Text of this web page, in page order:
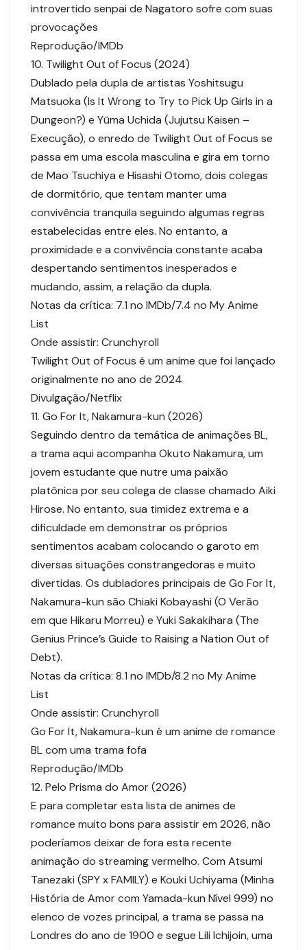
introvertido senpai de Nagatoro sofre com suas
provocações
Reprodução/IMDb
10. Twilight Out of Focus (2024)
Dublado pela dupla de artistas Yoshitsugu
Matsuoka (Is It Wrong to Try to Pick Up Girls in a
Dungeon?) e Yūma Uchida (Jujutsu Kaisen –
Execução), o enredo de Twilight Out of Focus se
passa em uma escola masculina e gira em torno
de Mao Tsuchiya e Hisashi Otomo, dois colegas
de dormitório, que tentam manter uma
convivência tranquila seguindo algumas regras
estabelecidas entre eles. No entanto, a
proximidade e a convivência constante acaba
despertando sentimentos inesperados e
mudando, assim, a relação da dupla.
Notas da crítica: 7.1 no IMDb/7.4 no My Anime
List
Onde assistir: Crunchyroll
Twilight Out of Focus é um anime que foi lançado
originalmente no ano de 2024
Divulgação/Netflix
11. Go For It, Nakamura-kun (2026)
Seguindo dentro da temática de animações BL,
a trama aqui acompanha Okuto Nakamura, um
jovem estudante que nutre uma paixão
platônica por seu colega de classe chamado Aiki
Hirose. No entanto, sua timidez extrema e a
dificuldade em demonstrar os próprios
sentimentos acabam colocando o garoto em
diversas situações constrangedoras e muito
divertidas. Os dubladores principais de Go For It,
Nakamura-kun são Chiaki Kobayashi (O Verão
em que Hikaru Morreu) e Yuki Sakakihara (The
Genius Prince’s Guide to Raising a Nation Out of
Debt).
Notas da crítica: 8.1 no IMDb/8.2 no My Anime
List
Onde assistir: Crunchyroll
Go For It, Nakamura-kun é um anime de romance
BL com uma trama fofa
Reprodução/IMDb
12. Pelo Prisma do Amor (2026)
E para completar esta lista de animes de
romance muito bons para assistir em 2026, não
poderíamos deixar de fora esta recente
animação do streaming vermelho. Com Atsumi
Tanezaki (SPY x FAMILY) e Kouki Uchiyama (Minha
História de Amor com Yamada-kun Nível 999) no
elenco de vozes principal, a trama se passa na
Londres do ano de 1900 e segue Lili Ichijoin, uma